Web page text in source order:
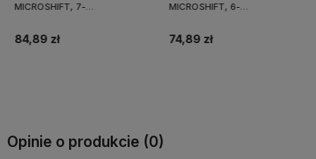
MICROSHIFT, 7-
Kompatybilna z Shimano,
Krótki Wózek, Max. Tryb 28-
84,89 zł
MICROSHIFT, 6-
Kompatybilna z Shimano,
Długi Wózek, Max. Tryb 28-
74,89 zł
Opinie o produkcie (0)